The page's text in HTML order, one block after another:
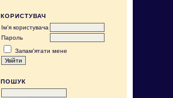
КОРИСТУВАЧ
Ім'я користувача
Пароль
Запам'ятати мене
ПОШУК